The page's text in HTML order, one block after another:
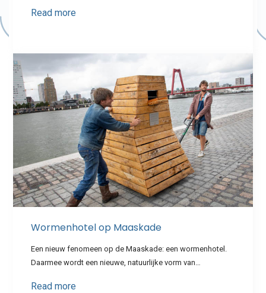
Read more
Wormenhotel op Maaskade
Een nieuw fenomeen op de Maaskade: een wormenhotel.
Daarmee wordt een nieuwe, natuurlijke vorm van…
Read more